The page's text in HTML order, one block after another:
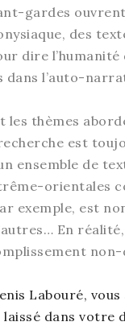
gardes ouvrent
des
dire
l’auto-
les thèmes
est
ensemble de
orientales
exemple, est
En
non-
Labouré,
dans votre